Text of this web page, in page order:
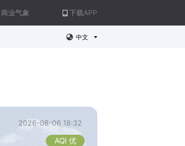
商业气象 下载APP
中文
2026-08-06 18:32
AQI 优